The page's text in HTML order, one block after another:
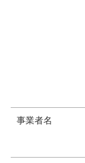
事業者名